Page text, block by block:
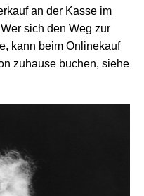
an der Kasse im
sich den Weg zur
kann beim Onlinekauf
zuhause buchen, siehe